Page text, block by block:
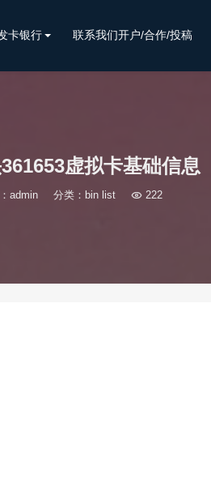
卡银行 联系我们开户/合作/投稿
虚拟卡基础信息
admin 分类： bin list 222